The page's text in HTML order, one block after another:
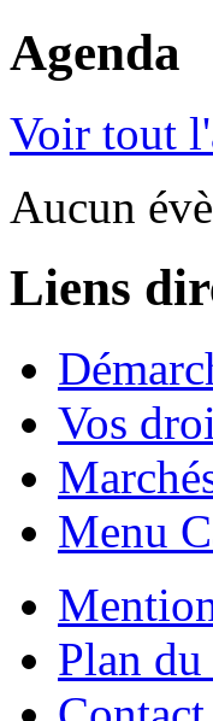
Agenda
Voir tout
Aucun
Liens
Vos
Menu
Plan du